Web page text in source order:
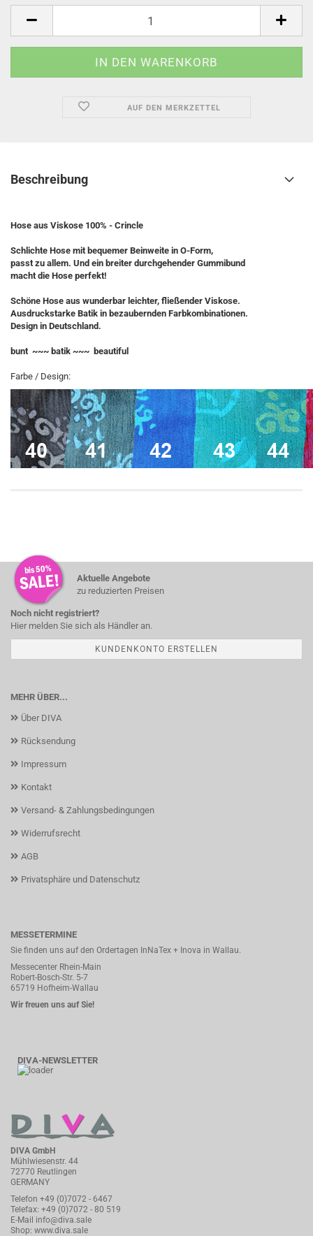
AUF DEN MERKZETTEL
Beschreibung
Hose aus Viskose 100% - Crincle
Schlichte Hose mit bequemer Beinweite in O-Form,
passt zu allem. Und ein breiter durchgehender Gummibund
macht die Hose perfekt!
Schöne Hose aus wunderbar leichter, fließender Viskose.
Ausdruckstarke Batik in bezaubernden Farbkombinationen.
Design in Deutschland.
bunt ~~~ batik ~~~ beautiful
Farbe / Design:
Aktuelle Angebote
zu reduzierten Preisen
Noch nicht registriert?
Hier melden Sie sich als Händler an.
KUNDENKONTO ERSTELLEN
MEHR ÜBER...
Über DIVA
Rücksendung
Impressum
Kontakt
Versand- & Zahlungsbedingungen
Widerrufsrecht
AGB
Privatsphäre und Datenschutz
MESSETERMINE
Sie finden uns auf den Ordertagen InNaTex + Inova in Wallau.
Messecenter Rhein-Main
Robert-Bosch-Str. 5-7
65719 Hofheim-Wallau
Wir freuen uns auf Sie!
DIVA-NEWSLETTER
DIVA GmbH
Mühlwiesenstr. 44
72770 Reutlingen
GERMANY
Telefon +49 (0)7072 - 6467
Telefax: +49 (0)7072 - 80 519
E-Mail info@diva.sale
Shop: www.diva.sale